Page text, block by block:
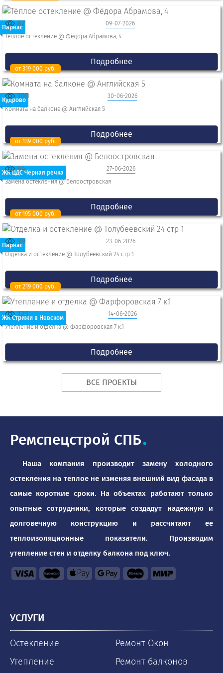
Парнас
09-07-2026
87
Тёплое остекление @ Фёдора Абрамова, 4
Подробнее
Кудрово
от 319 000 руб.
30-06-2026
100
Комната на балконе @ Английская 5
Подробнее
ЖК ЦДС Чёрная речка
от 139 000 руб.
27-06-2026
94
Замена остекления @ Белоостровская
Подробнее
Парнас
от 195 000 руб.
23-06-2026
99
Отделка и остекление @ Толубеевский 24 стр 1
Подробнее
ЖК Стрижи в Невском
от 219 000 руб.
14-06-2026
125
Утепление и отделка @ Фарфоровская 7 к.1
Подробнее
ВСЕ ПРОЕКТЫ
Ремспецстрой СПБ.
Наша компания производит замену холодного
остекления на теплое не изменяя внешний вид фасада в
самые короткие сроки. На объектах работают только
опытные сотрудники, которые создадут надежную и
долговечную конструкцию и рассчитают ее
теплоизоляционные показатели. Производим
утепление стен и отделку балкона под ключ.
УСЛУГИ
Остекление
Утепление
Ремонт Окон
Ремонт балконов